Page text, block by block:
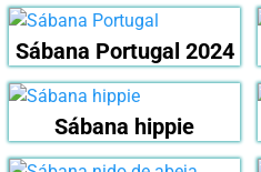
Sábana Portugal 2024
Sábana hippie